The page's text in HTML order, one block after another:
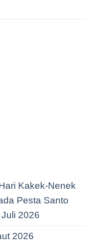
Kakek-Nenek
Pesta Santo
2026
2026